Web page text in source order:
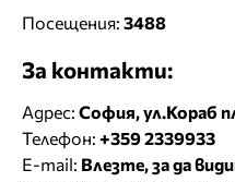
Посещения: 3488
За контакти:
Адрес: София, ул.Кораб
Телефон: +359 2339933
E-mail: Влезте, за да